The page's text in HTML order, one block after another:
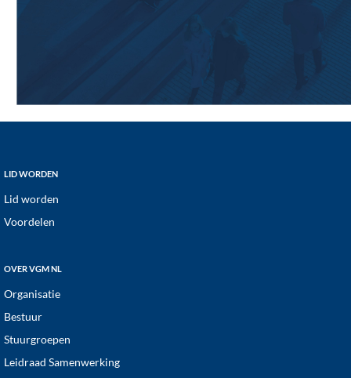
Footer
LID WORDEN
Lid worden
Voordelen
OVER VGM NL
Organisatie
Bestuur
Stuurgroepen
Leidraad Samenwerking